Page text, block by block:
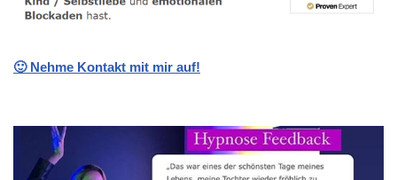
🙂 Nehme Kontakt mit mir auf!